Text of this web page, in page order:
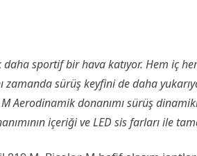
sportif bir hava katıyor. Hem iç
zamanda sürüş keyfini de daha
Aerodinamik donanımı sürüş
içeriği ve LED sis farları ile